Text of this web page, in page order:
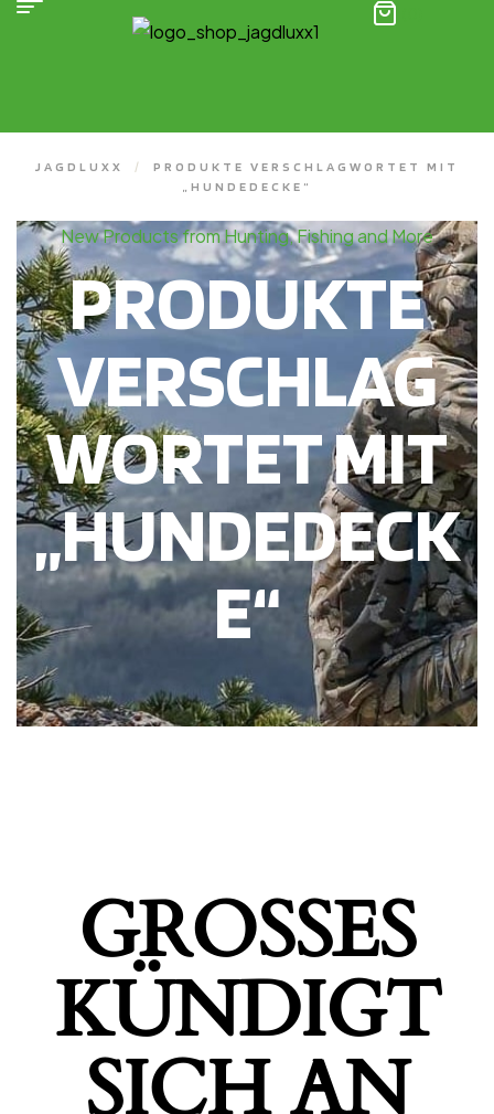
JAGDLUXX /
PRODUKTE VERSCHLAGWORTET MIT
„HUNDEDECKE“
New Products from Hunting, Fishing and More
PRODUKTE
VERSCHLAG
WORTET MIT
„HUNDEDECK
E“
GROSSES K
ÜNDIGT S
ICH AN